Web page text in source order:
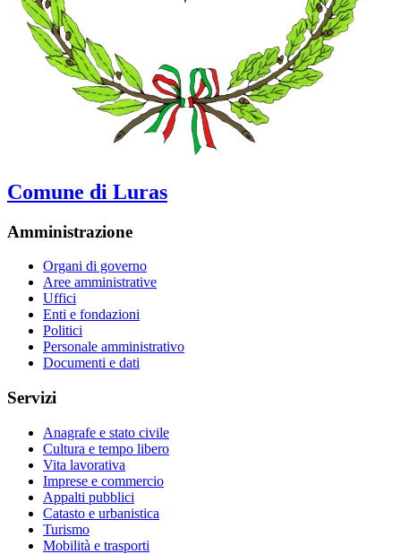
Comune di Luras
Amministrazione
Organi di governo
Aree amministrative
Uffici
Enti e fondazioni
Politici
Personale amministrativo
Documenti e dati
Servizi
Anagrafe e stato civile
Cultura e tempo libero
Vita lavorativa
Imprese e commercio
Appalti pubblici
Catasto e urbanistica
Turismo
Mobilità e trasporti